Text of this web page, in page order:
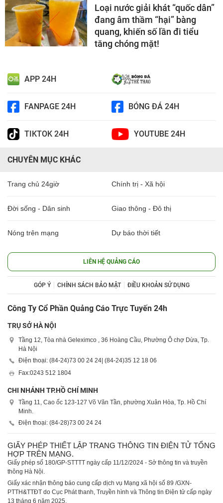
Loại nước giải khát “quốc dân”
đang âm thầm “hại” bàng
quang, khiến số lần đi tiểu
tăng chóng mặt!
APP 24H
FANPAGE 24H BÓNG ĐÁ 24H
TIKTOK 24H YOUTUBE 24H
CHUYÊN MỤC KHÁC
Trang chủ 24giờ Chính trị - Xã hội
Đời sống - Dân sinh Giao thông - Đô thị
Nóng trên mạng Dự báo thời tiết
LIÊN HỆ QUẢNG CÁO
GÓP Ý CHÍNH SÁCH BẢO MẬT ĐIỀU KHOẢN SỬ DỤNG
Công Ty Cổ Phần Quảng Cáo Trực Tuyến 24h
TRỤ SỞ HÀ NỘI
Tầng 12, Tòa nhà Geleximco , 36 Hoàng Cầu, Phường Ô chợ Dừa, Tp.
Hà Nội
Điện thoại: (84-24)73 00 24 24| (84-24)35 12 18 06
Fax:0243 512 1804
CHI NHÁNH TP.HỒ CHÍ MINH
Tầng 11, Cao ốc 123-127 Võ Văn Tần, phường Xuân Hòa, Tp. Hồ Chí
Minh.
Điện thoại: (84-28)73 00 24 24
GIẤY PHÉP THIẾT LẬP TRANG THÔNG TIN ĐIỆN TỬ TỔNG
HỢP TRÊN MẠNG.
Giấy phép số 180/GP-STTTT ngày cấp 11/12/2024 - Sở thông tin và truyền
thông Hà Nội.
Giấy xác nhận thông báo cung cấp dịch vụ Mạng xã hội số 89 /GXN-
PTTH&TTĐT do Cục Phát thanh, Truyền hình và Thông tin Điện tử cấp ngày
13 tháng 6 năm 2025.